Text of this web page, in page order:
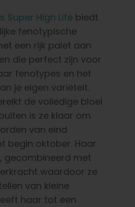
Super High Life biedt
fenotypische
een rijk palet aan
die perfect zijn voor
fenotypes en het
je eigen variëteit.
de volledige bloei
is ze klaar om
van eind
begin oktober. Haar
gecombineerd met
waardoor ze
van kleine
haar tot een